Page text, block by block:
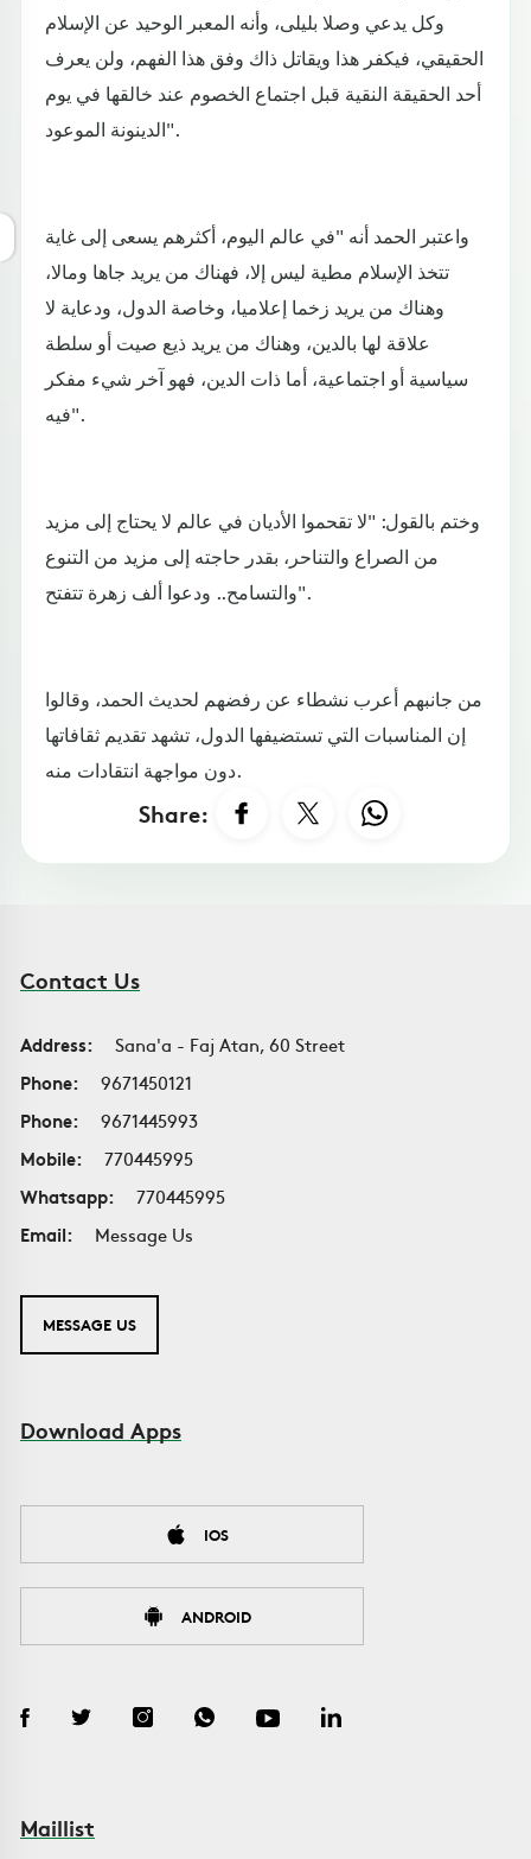
وكل يدعي وصلا بليلى، وأنه المعبر الوحيد عن الإسلام
الحقيقي، فيكفر هذا ويقاتل ذاك وفق هذا الفهم، ولن يعرف
أحد الحقيقة النقية قبل اجتماع الخصوم عند خالقها في يوم
الدينونة الموعود".
واعتبر الحمد أنه "في عالم اليوم، أكثرهم يسعى إلى غاية
تتخذ الإسلام مطية ليس إلا، فهناك من يريد جاها ومالا،
وهناك من يريد زخما إعلاميا، وخاصة الدول، ودعاية لا
علاقة لها بالدين، وهناك من يريد ذيع صيت أو سلطة
سياسية أو اجتماعية، أما ذات الدين، فهو آخر شيء مفكر
فيه".
وختم بالقول: "لا تقحموا الأديان في عالم لا يحتاج إلى مزيد
من الصراع والتناحر، بقدر حاجته إلى مزيد من التنوع
والتسامح.. ودعوا ألف زهرة تتفتح".
من جانبهم أعرب نشطاء عن رفضهم لحديث الحمد، وقالوا
إن المناسبات التي تستضيفها الدول، تشهد تقديم ثقافاتها
دون مواجهة انتقادات منه.
Share:
Contact Us
Address:
Sana'a - Faj Atan, 60 Street
Phone:
9671450121
Phone:
9671445993
Mobile:
770445995
Whatsapp:
770445995
Email:
Message Us
MESSAGE US
Download Apps
IOS
ANDROID
Maillist